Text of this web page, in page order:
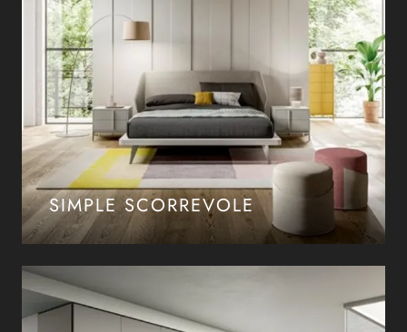
SIMPLE SCORREVOLE